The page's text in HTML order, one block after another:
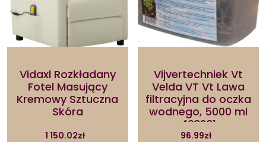
Vidaxl Rozkładany
Fotel Masujący
Kremowy Sztuczna
Skóra
1 150.02zł
Vijvertechniek Vt
Velda VT Vt Lawa
filtracyjna do oczka
wodnego, 5000 ml
403231
96.99zł